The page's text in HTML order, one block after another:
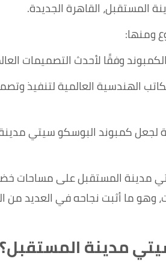
ومنها:
وفقًا لأحدث التصميمات
الهندسية العالمية لتنفيذ
لجعل كمبوند البوسكو سيتي
مدينة المستقبل على مساحات
وهو ما أثبت نجاحه في العديد من
مدينة المستقبل؟